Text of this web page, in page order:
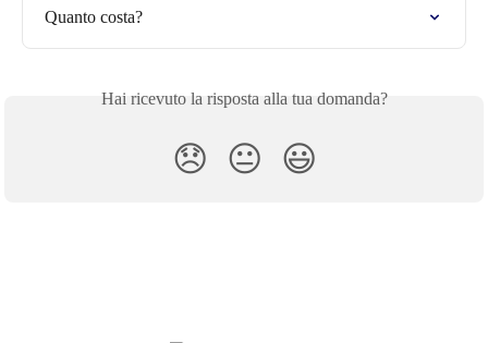
Quanto costa?
Hai ricevuto la risposta alla tua domanda?
😞 😐 😃